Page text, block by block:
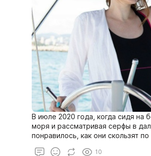
В июле 2020 года, когда сидя на
моря и рассматривая серфы в
понравилось, как они скользят
10